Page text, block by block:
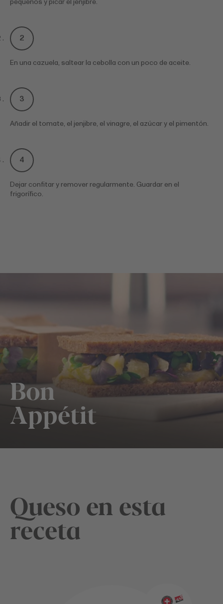
En una cazuela, saltear la cebolla con un poco de aceite.
Añadir el tomate, el jenjibre, el vinagre, el azúcar y el pimentón.
Dejar confitar y remover regularmente. Guardar en el
frigorífico.
Bon
Appétit
Queso en esta
receta